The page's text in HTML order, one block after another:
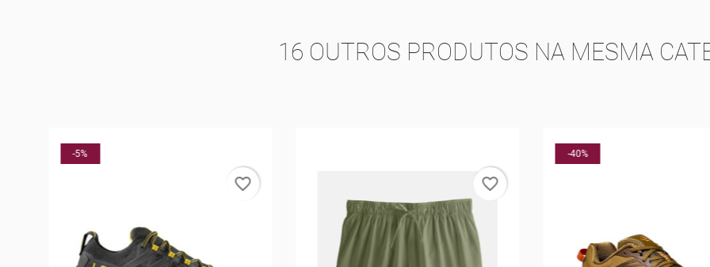
16 OUTROS PRODUTOS NA MESMA
favorite_border favorite_border
-30%